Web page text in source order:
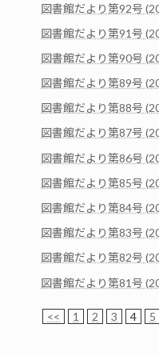
図書館だより第92号
図書館だより第91号
図書館だより第90号
図書館だより第89号
図書館だより第88号
図書館だより第87号
図書館だより第86号
図書館だより第85号
図書館だより第84号
図書館だより第83号
図書館だより第82号
図書館だより第81号
<< 1 2 3 4 5